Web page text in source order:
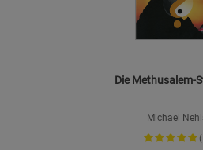
Die Methusalem-
Michael